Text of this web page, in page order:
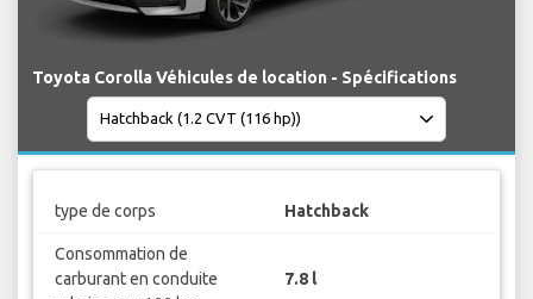
Toyota Corolla Véhicules de location - Spécifications
type de corps Hatchback
Consommation de
carburant en conduite
7.8 l